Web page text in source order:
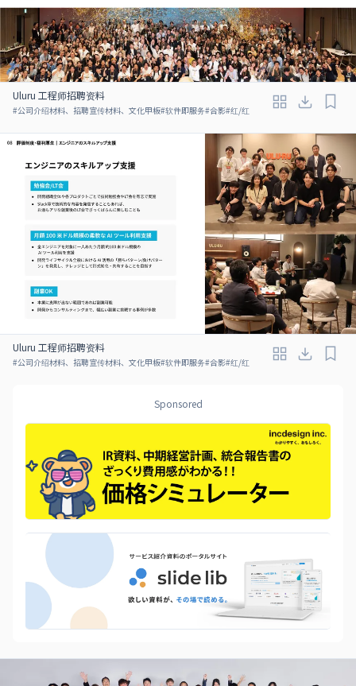
Uluru 工程师招聘资料
#公司介绍材料、招聘宣传材料、文化甲板#软件即服务#合影#红/红
Uluru 工程师招聘资料
#公司介绍材料、招聘宣传材料、文化甲板#软件即服务#合影#红/红
Sponsored